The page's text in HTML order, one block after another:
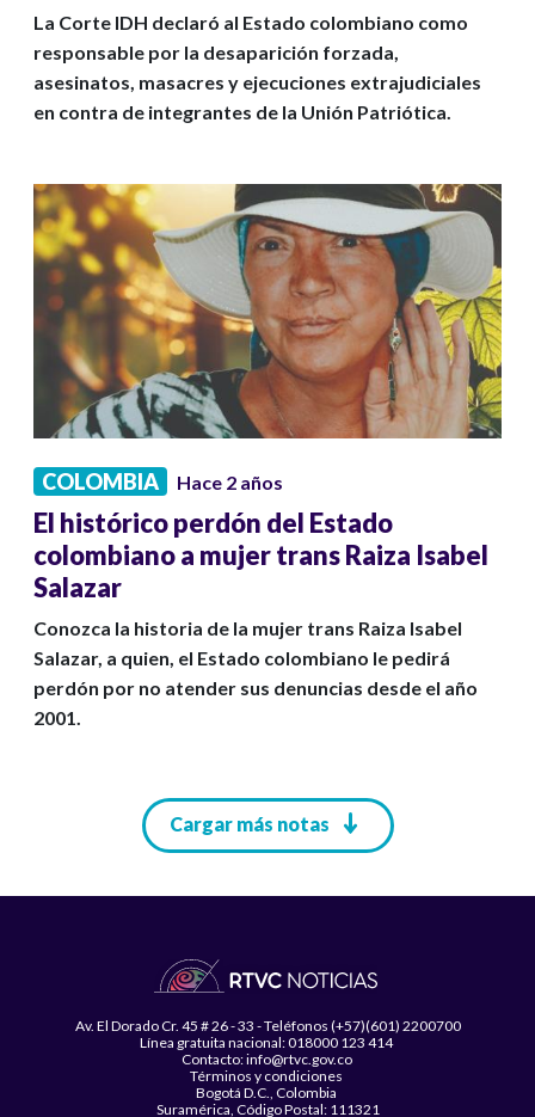
La Corte IDH declaró al Estado colombiano como
responsable por la desaparición forzada,
asesinatos, masacres y ejecuciones extrajudiciales
en contra de integrantes de la Unión Patriótica.
COLOMBIA Hace 2 años
El histórico perdón del Estado
colombiano a mujer trans Raiza Isabel
Salazar
Conozca la historia de la mujer trans Raiza Isabel
Salazar, a quien, el Estado colombiano le pedirá
perdón por no atender sus denuncias desde el año
2001.
Cargar más notas
Av. El Dorado Cr. 45 # 26 - 33 - Teléfonos (+57)(601) 2200700
Línea gratuita nacional: 018000 123 414
Contacto: info@rtvc.gov.co
Términos y condiciones
Bogotá D.C., Colombia
Suramérica, Código Postal: 111321